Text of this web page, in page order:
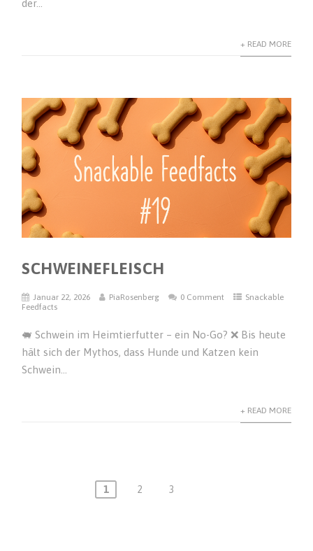
der...
+ READ MORE
SCHWEINEFLEISCH
Januar 22, 2026 PiaRosenberg 0 Comment
Snackable
Feedfacts
🐖 Schwein im Heimtierfutter – ein No-Go? ❌ Bis heute
hält sich der Mythos, dass Hunde und Katzen kein
Schwein...
+ READ MORE
Seitennummerierung
1 2 3